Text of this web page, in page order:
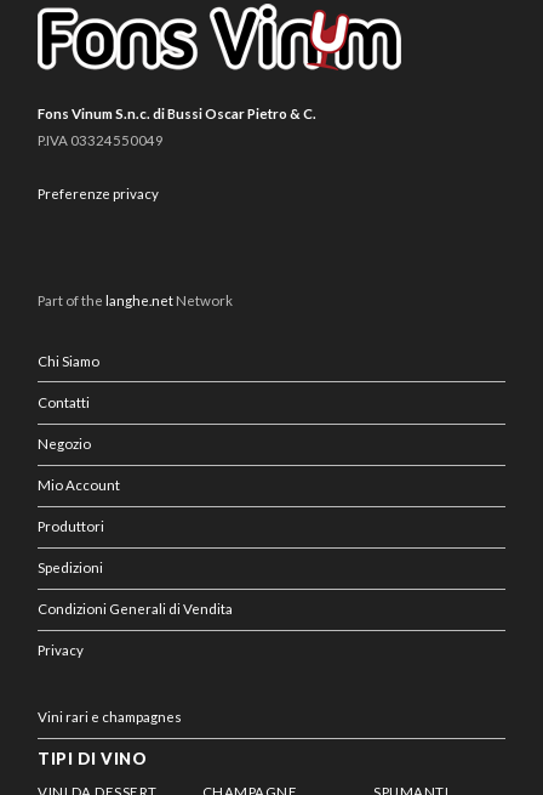
Fons Vinum S.n.c. di Bussi Oscar Pietro & C.
P.IVA 03324550049
Preferenze privacy
Part of the langhe.net Network
Chi Siamo
Contatti
Negozio
Mio Account
Produttori
Spedizioni
Condizioni Generali di Vendita
Privacy
Vini rari e champagnes
TIPI DI VINO
VINI DA DESSERT CHAMPAGNE SPUMANTI